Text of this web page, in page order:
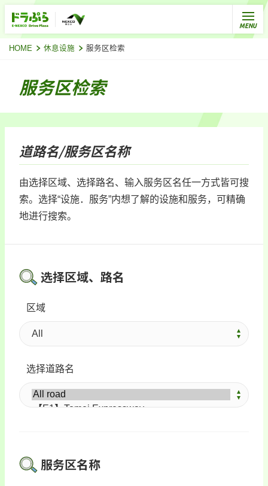
HOME 休息设施 服务区检索
服务区检索
道路名/服务区名称
由选择区域、选择路名、输入服务区名任一方式皆可搜
索。选择“设施．服务”内想了解的设施和服务，可精确
地进行搜索。
选择区域、路名
区域
选择道路名
服务区名称